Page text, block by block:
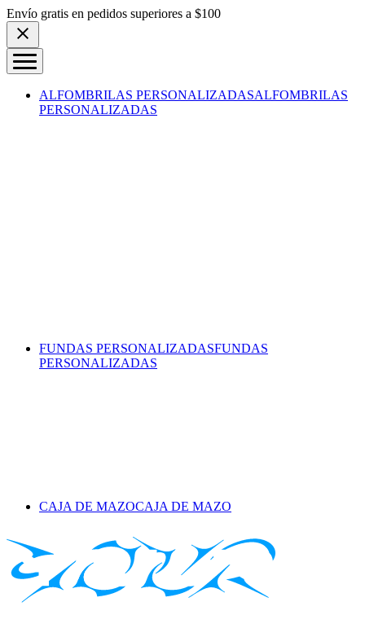
Skip to content
Envío gratis en pedidos superiores a $100
ALFOMBRILAS PERSONALIZADASALFOMBRILAS
PERSONALIZADAS
FUNDAS PERSONALIZADASFUNDAS
PERSONALIZADAS
CAJA DE MAZOCAJA DE MAZO